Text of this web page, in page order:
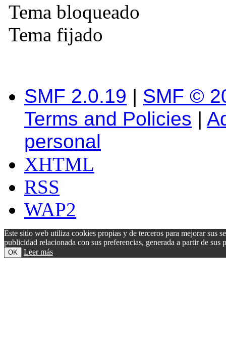
Tema bloqueado
Tema fijado
SMF 2.0.19 | SMF ©
Terms and Policies |
personal
XHTML
RSS
WAP2
Este sitio web utiliza cookies propias y de terceros para mejorar sus
publicidad relacionada con sus preferencias, generada a partir de
OK Leer más